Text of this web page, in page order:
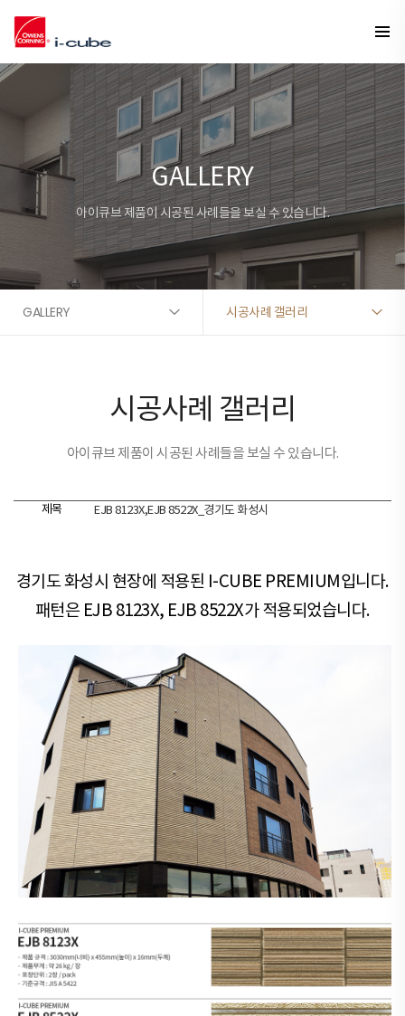
GALLERY
아이큐브 제품이 시공된 사례들을 보실 수 있습니다.
GALLERY 시공사례 갤러리
시공사례 갤러리
아이큐브 제품이 시공된 사례들을 보실 수 있습니다.
제목 EJB 8123X,EJB 8522X_경기도 화성시
경기도 화성시 현장​​에 적용된 I-CUBE PREMIUM입니다.
패턴은 EJB 8123X, EJB 8522X가 적용되었습니다.